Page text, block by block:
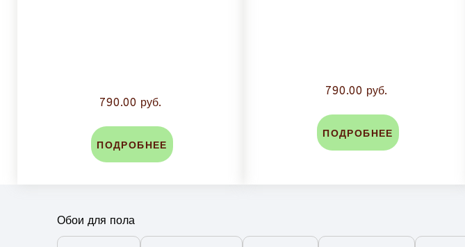
790.00 руб.
ПОДРОБНЕЕ
790.00 руб.
ПОДРОБНЕЕ
Обои для пола